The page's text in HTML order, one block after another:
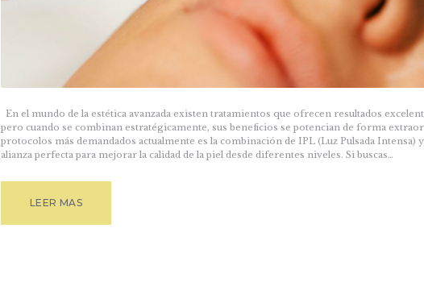
En el mundo de la estética avanzada existen tratamientos que ofrecen resultados
pero cuando se combinan estratégicamente, sus beneficios se potencian de forma
protocolos más demandados actualmente es la combinación de IPL (Luz Pulsada Intensa)
alianza perfecta para mejorar la calidad de la piel desde diferentes niveles. Si buscas…
LEER MAS